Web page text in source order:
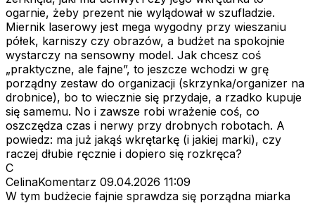
ogarnie, żeby prezent nie wylądował w szufladzie.
Miernik laserowy jest mega wygodny przy wieszaniu
półek, karniszy czy obrazów, a budżet na spokojnie
wystarczy na sensowny model. Jak chcesz coś
„praktyczne, ale fajne”, to jeszcze wchodzi w grę
porządny zestaw do organizacji (skrzynka/organizer na
drobnice), bo to wiecznie się przydaje, a rzadko kupuje
się samemu. No i zawsze robi wrażenie coś, co
oszczędza czas i nerwy przy drobnych robotach. A
powiedz: ma już jakąś wkrętarkę (i jakiej marki), czy
raczej dłubie ręcznie i dopiero się rozkręca?
C
CelinaKomentarz 09.04.2026 11:09
W tym budżecie fajnie sprawdza się porządna miarka